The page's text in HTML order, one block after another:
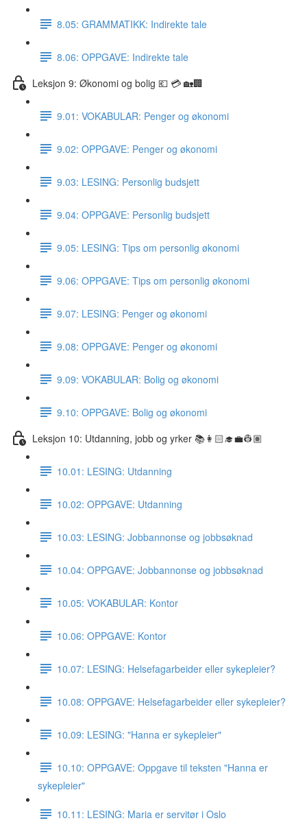
8.05: GRAMMATIKK: Indirekte tale
8.06: OPPGAVE: Indirekte tale
Leksjon 9: Økonomi og bolig 💶 💳 🏡🏢
9.01: VOKABULAR: Penger og økonomi
9.02: OPPGAVE: Penger og økonomi
9.03: LESING: Personlig budsjett
9.04: OPPGAVE: Personlig budsjett
9.05: LESING: Tips om personlig økonomi
9.06: OPPGAVE: Tips om personlig økonomi
9.07: LESING: Penger og økonomi
9.08: OPPGAVE: Penger og økonomi
9.09: VOKABULAR: Bolig og økonomi
9.10: OPPGAVE: Bolig og økonomi
Leksjon 10: Utdanning, jobb og yrker 📚👩🏻‍🎓💼👷🏽
10.01: LESING: Utdanning
10.02: OPPGAVE: Utdanning
10.03: LESING: Jobbannonse og jobbsøknad
10.04: OPPGAVE: Jobbannonse og jobbsøknad
10.05: VOKABULAR: Kontor
10.06: OPPGAVE: Kontor
10.07: LESING: Helsefagarbeider eller sykepleier?
10.08: OPPGAVE: Helsefagarbeider eller sykepleier?
10.09: LESING: "Hanna er sykepleier"
10.10: OPPGAVE: Oppgave til teksten "Hanna er
sykepleier"
10.11: LESING: Maria er servitør i Oslo